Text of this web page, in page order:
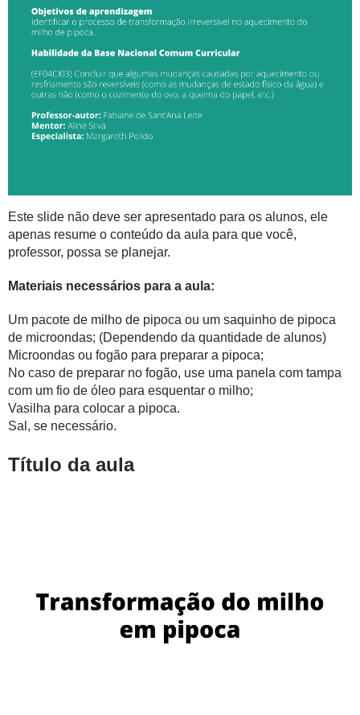
Este slide não deve ser apresentado para os alunos, ele
apenas resume o conteúdo da aula para que você,
professor, possa se planejar.
Materiais necessários para a aula:
Um pacote de milho de pipoca ou um saquinho de pipoca
de microondas; (Dependendo da quantidade de alunos)
Microondas ou fogão para preparar a pipoca;
No caso de preparar no fogão, use uma panela com tampa
com um fio de óleo para esquentar o milho;
Vasilha para colocar a pipoca.
Sal, se necessário.
Título da aula